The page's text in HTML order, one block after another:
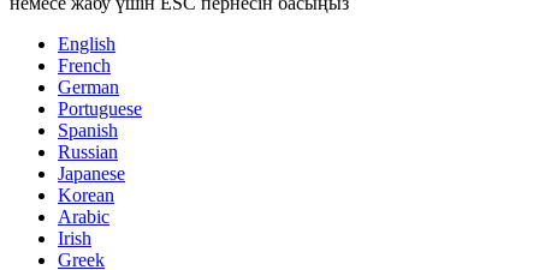
English
French
German
Portuguese
Spanish
Russian
Japanese
Korean
Arabic
Irish
Greek